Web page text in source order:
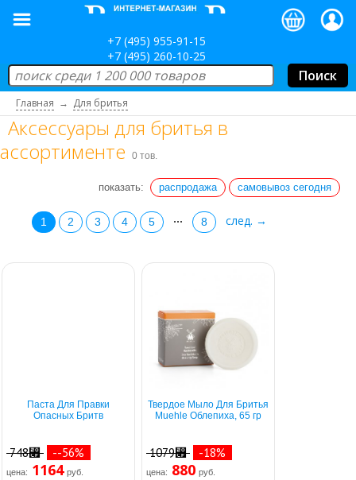
+7 (495) 955-91-15
+7 (495) 260-10-25
Главная → Для бритья
Аксессуары для бритья в
ассортименте
0 тов.
показать: распродажа самовывоз сегодня
1 2 3 4 5 ... 8 след. →
Паста Для Правки
Опасных Бритв
748⃏ --56%
цена: 1164 руб.
Твердое Мыло Для Бритья
Muehle Облепиха, 65 гр
1079⃏ -18%
цена: 880 руб.